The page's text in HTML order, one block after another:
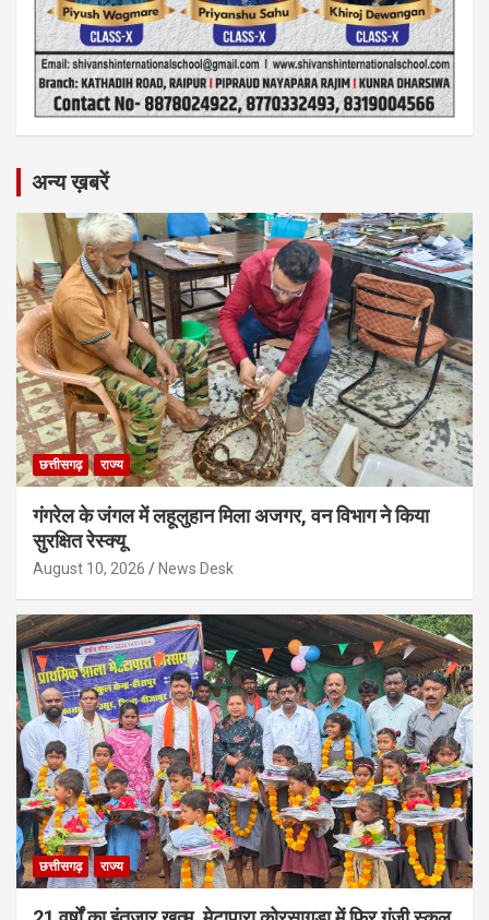
अन्य ख़बरें
छत्तीसगढ़ राज्य
गंगरेल के जंगल में लहूलुहान मिला अजगर, वन विभाग ने किया
सुरक्षित रेस्क्यू
August 10, 2026 News Desk
छत्तीसगढ़ राज्य